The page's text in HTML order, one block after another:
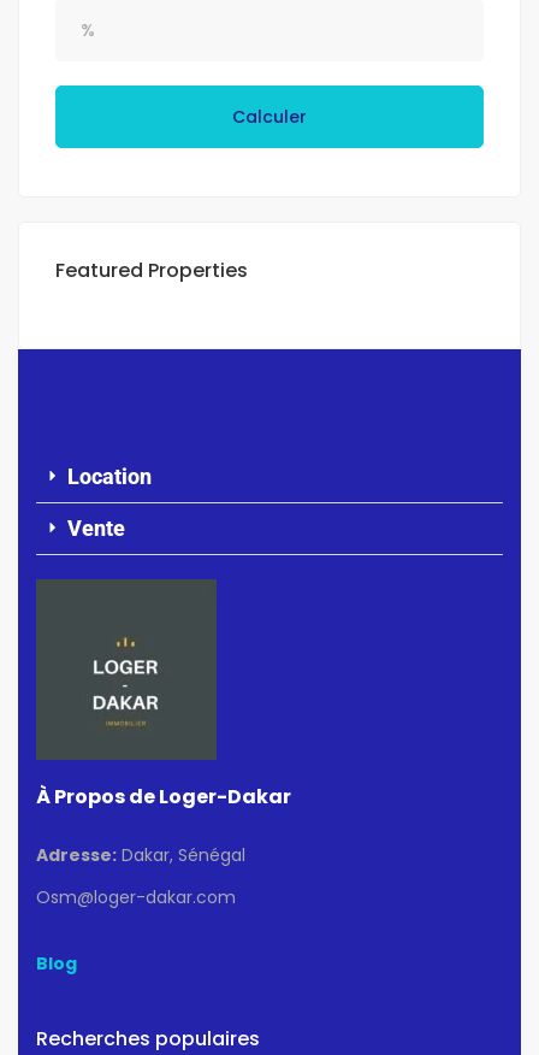
Calculer
Featured Properties
Location
Vente
À Propos de Loger-Dakar
Adresse: Dakar, Sénégal
Osm@loger-dakar.com
Blog
Recherches populaires